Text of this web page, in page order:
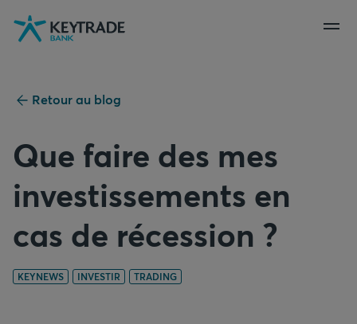
Aller
Aller
Aller
au
Retour au blog
Que faire des mes
investissements en
cas de récession ?
KEYNEWS INVESTIR TRADING